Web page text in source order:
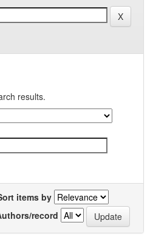
results.
items by
record